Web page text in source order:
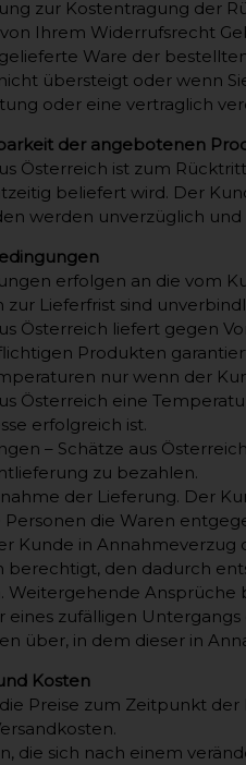
zur Kostentragung der
Ihrem Widerrufsrecht
Ware der
übersteigt oder wenn
oder eine vertraglich
der angebotenen
Österreich ist zum
beliefert wird. Der
werden unverzüglich
erfolgen an die vom
zur Lieferfrist sind
Österreich liefert gegen
Produkten
nur wenn der
Österreich eine
erfolgreich ist.
– Schätze aus
zu bezahlen.
der Lieferung. Der
Personen die Waren
Kunde in Annahmeverzug
berechtigt, den dadurch
Weitergehende Ansprüche
eines zufälligen
über, in dem dieser in
Kosten
Preise zum Zeitpunkt
die sich nach einem